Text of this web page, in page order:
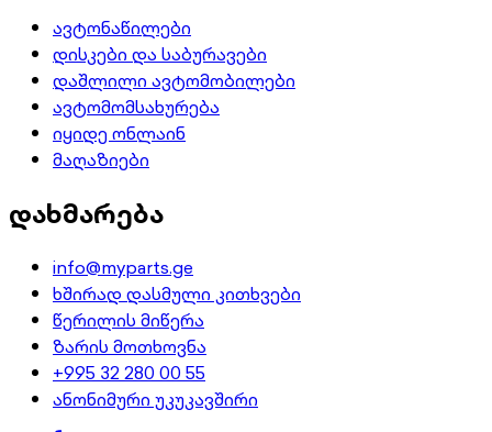
ავტონაწილები
დისკები და საბურავები
დაშლილი ავტომობილები
ავტომომსახურება
იყიდე ონლაინ
მაღაზიები
დახმარება
info@myparts.ge
ხშირად დასმული კითხვები
წერილის მიწერა
ზარის მოთხოვნა
+995 32 280 00 55
ანონიმური უკუკავშირი